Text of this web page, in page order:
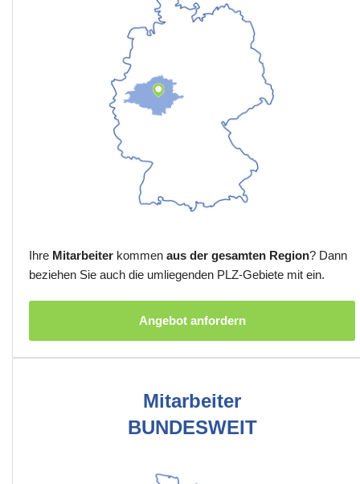
Ihre Mitarbeiter kommen aus der gesamten Region? Dann
beziehen Sie auch die umliegenden PLZ-Gebiete mit ein.
Angebot anfordern
Mitarbeiter
BUNDESWEIT